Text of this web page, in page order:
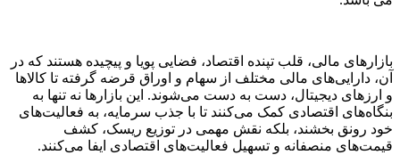
بازارهای مالی، قلب تپنده اقتصاد، فضایی پویا و پیچیده هستند که در
آن، دارایی‌های مالی مختلف از سهام و اوراق قرضه گرفته تا کالاها
و ارزهای دیجیتال، دست به دست می‌شوند. این بازارها نه تنها به
بنگاه‌های اقتصادی کمک می‌کنند تا با جذب سرمایه، به فعالیت‌های
خود رونق بخشند، بلکه نقش مهمی در توزیع ریسک، کشف
قیمت‌های منصفانه و تسهیل فعالیت‌های اقتصادی ایفا می‌کنند.